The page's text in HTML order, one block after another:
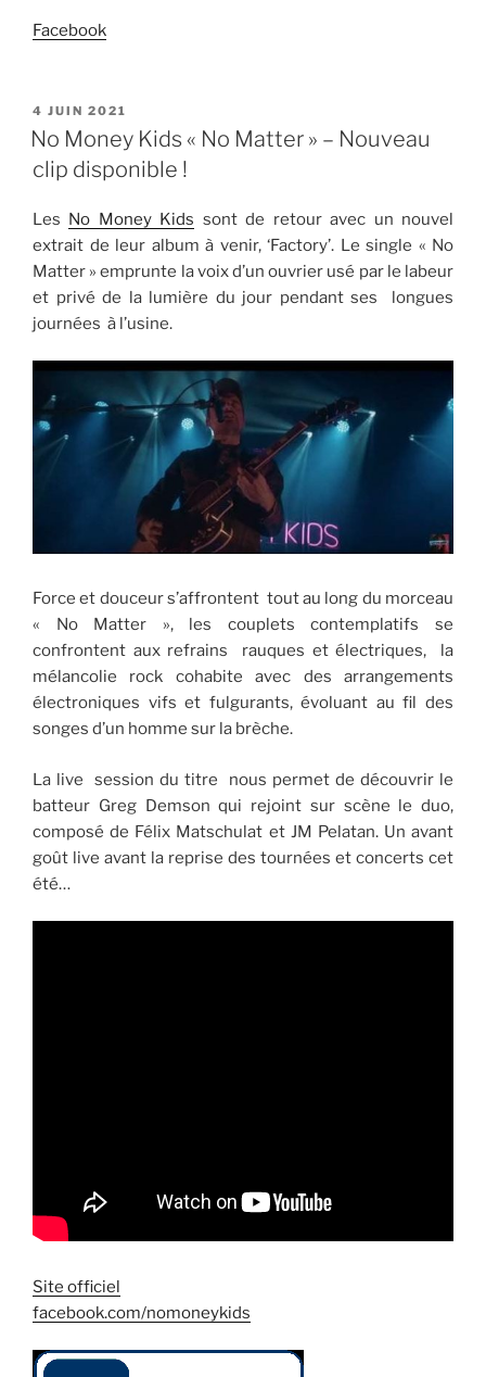
Facebook
PUBLIÉ
LE
4 JUIN 2021
No Money Kids « No Matter » – Nouveau
clip disponible !
Les No Money Kids sont de retour avec un nouvel
extrait de leur album à venir, ‘Factory’. Le single « No
Matter » emprunte la voix d’un ouvrier usé par le labeur
et privé de la lumière du jour pendant ses longues
journées à l’usine.
Force et douceur s’affrontent tout au long du morceau
« No Matter », les couplets contemplatifs se
confrontent aux refrains rauques et électriques, la
mélancolie rock cohabite avec des arrangements
électroniques vifs et fulgurants, évoluant au fil des
songes d’un homme sur la brèche.
La live session du titre nous permet de découvrir le
batteur Greg Demson qui rejoint sur scène le duo,
composé de Félix Matschulat et JM Pelatan. Un avant
goût live avant la reprise des tournées et concerts cet
été…
Site officiel
facebook.com/nomoneykids